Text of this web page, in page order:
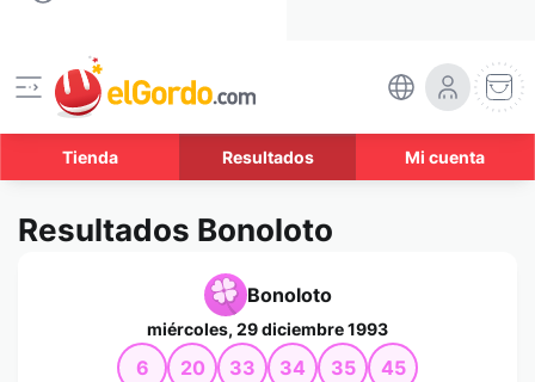
Tienda Resultados Mi cuenta
Resultados Bonoloto
Bonoloto
miércoles, 29 diciembre 1993
6 20 33 34 35 45